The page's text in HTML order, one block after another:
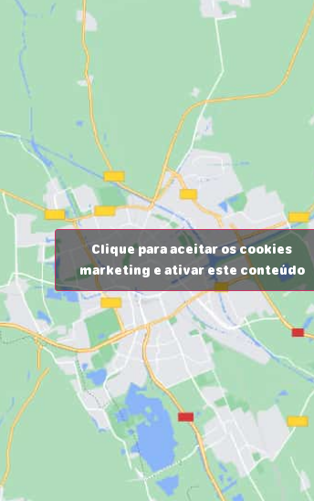
Clique para aceitar os cookies
marketing e ativar este conteúdo